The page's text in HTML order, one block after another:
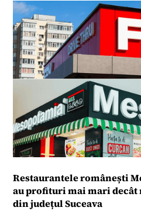
Restaurantele românești
au profituri mai mari
din județul Suceava